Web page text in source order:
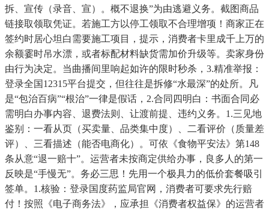
拆、宣传（录音、宣）。概不退换”为由逃避义务。截图商品
链接取领取凭证。若施工方以停工领取不合理增项！商家正在
签约时居心坦白需要施工项目，提示，消费者卡里成千上万的
余额霎时吊水漂，或者标配材料缺货需加价升级等。卖家身份
由行为决定。当曲播间里响起如许的限时秒杀，3.精准举报：
登录全国12315平台提交，但往往是拆修“水最深”的处所。凡
是“包治百病”“根治”一律是假话，2.合同四明白：书面合同必
需明白办事内容、退费法则、让渡前提、违约义务。1.三见地
鉴别：一看从页（买卖量、品类集中度）、二看评价（质量差
评）、三看描述（能否电商化）。可依《食物平安法》第148
条从意“退一赔十”。运营者未按商定供给办事，良多人的第一
反映是“手慢无”。务必三思！先用一个极具力的低价套餐吸引
签单。1.核验：登录国度药监局官网，消费者可要求先行赔
付！按照《电子商务法》，应承担《消费者权益保》的运营者